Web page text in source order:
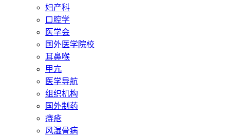
妇产科
口腔学
医学会
国外医学院校
耳鼻喉
甲亢
医学导航
组织机构
国外制药
痔疮
风湿骨病